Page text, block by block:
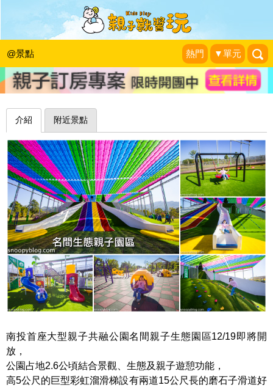
@景點 熱門 ▼單元
心型大草坪，彩虹溜滑梯遮陽不怕曬～
南投名間親子生態園區
史努比遊樂園|2021-12-17
介紹 附近景點
南投首座大型親子共融公園名間親子生態園區12/19即將開
放，
公園占地2.6公頃結合景觀、生態及親子遊憩功能，
高5公尺的巨型彩虹溜滑梯設有兩道15公尺長的磨石子滑道好